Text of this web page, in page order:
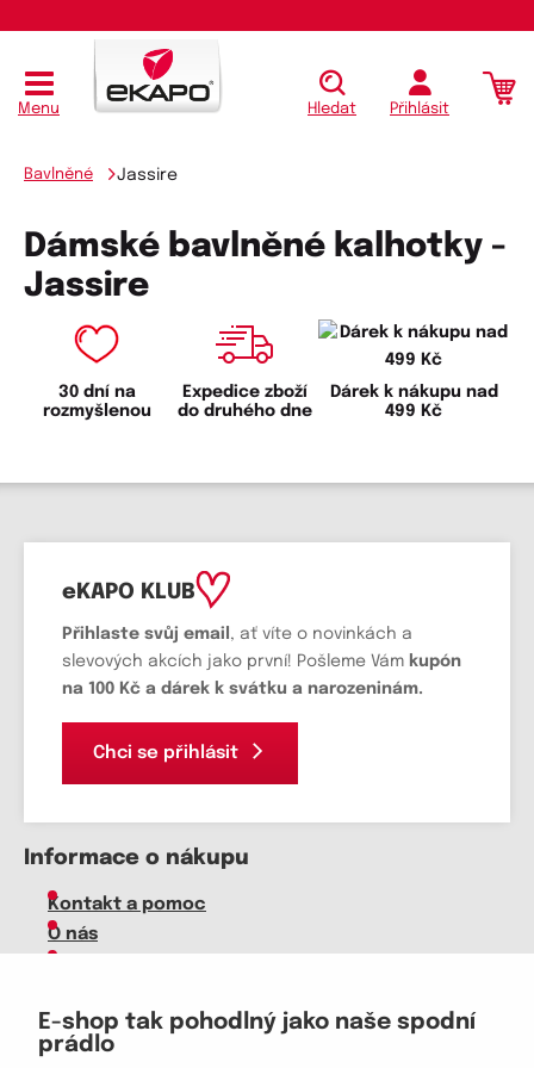
E-shop tak pohodlný jako naše spodní
prádlo
Menu Hledat Přihlásit
Bavlněné Jassire
Dámské bavlněné kalhotky -
Jassire
30 dní na
rozmyšlenou
Expedice zboží
do druhého dne
Dárek k nákupu nad
499 Kč
eKAPO KLUB
Přihlaste svůj email , ať víte o novinkách a
slevových akcích jako první! Pošleme Vám kupón
na 100 Kč a dárek k svátku a narozeninám.
Chci se přihlásit
Informace o nákupu
Kontakt a pomoc
O nás
Velkoobchod
Vrácení zboží, reklamace